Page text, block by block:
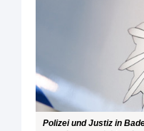
Polizei und Justiz in